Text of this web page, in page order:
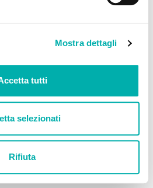
Mostra dettagli
tutti
selezionati
Rifiuta